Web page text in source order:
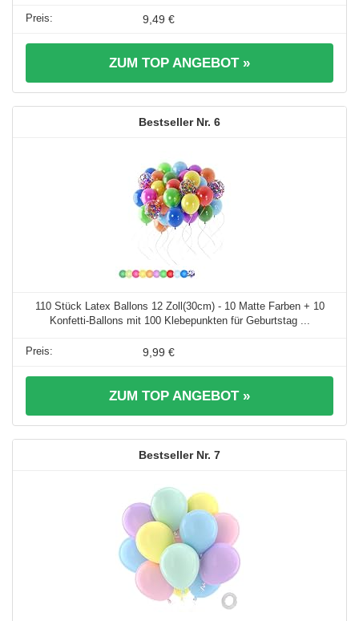
9,49 €
ZUM TOP ANGEBOT »
6
110 Stück Latex Ballons 12 Zoll(30cm) - 10 Matte Farben + 10
Konfetti-Ballons mit 100 Klebepunkten für Geburtstag ...
9,99 €
ZUM TOP ANGEBOT »
7